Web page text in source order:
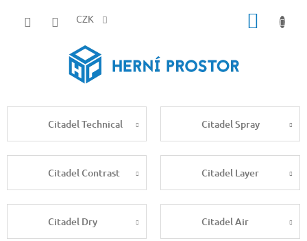
CZK
Citadel Technical Citadel Spray
Citadel Contrast Citadel Layer
Citadel Dry Citadel Air